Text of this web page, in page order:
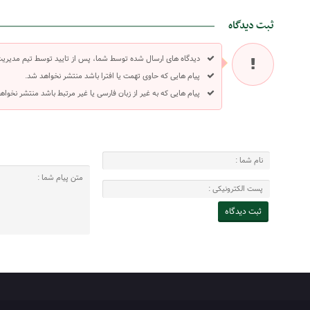
ثبت دیدگاه
دیدگاه های ارسال شده توسط شما، پس از تایید توسط تیم
پیام هایی که حاوی تهمت یا افترا باشد منتشر نخواهد شد.
پیام هایی که به غیر از زبان فارسی یا غیر مرتبط باشد منتشر